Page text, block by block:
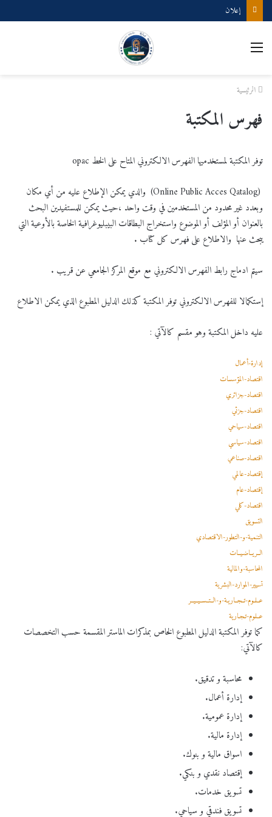
إعلان
القائمة
الرئيسية
فهرس المكتبة
توفر المكتبة لمستخدميها الفهرس الالكتروني المتاح على الخط opac
(Online Public Acces Qatalog) والدي يمكن الإطلاع عليه من أي مكان
وبعدد غير محدود من المستخدمين في وقت واحد ،حيث يمكن للمستفيدين البحث
بالعنوان أو المؤلف أو الموضوع واستخراج البطاقات البيبليوغرافية الخاصة بالأوعية التي
يبحث عنها والاطلاع على فهرس كل كتاب .
سيتم ادماج رابط الفهرس الالكتروني مع موقع المركز الجامعي عن قريب .
إستكمالا للفهرس الالكتروني توفر المكتبة كذلك الدليل المطبوع الذي يمكن الاطلاع
عليه داخل المكتبة وهو مقسم كالآتي :
إدارة-أعمال
اقتصاد-المؤسسات
اقتصاد-جزائري
اقتصاد-جزئي
اقتصاد-سياحي
اقتصاد-سياسي
اقتصاد-صناعي
إقتصاد-عالمي
إقتصاد-عام
اقتصاد-كلي
التسويق
التنمية-و-التطور-الاقتصادي
الــريــاضـيــات
المحاسبة-والمالية
تسيير-الموارد-البشرية
عــلــوم-تــجــاريـة-و-الــتــســيــيــر
عــلـوم-تـجـارية
كما توفر المكتبة الدليل المطبوع الخاص بمذكرات الماستر المقسمة حسب التخصصات
كالآتي:
محاسبة و تدقيق.
إدارة أعمال.
إدارة عمومية.
إدارة مالية.
اسواق مالية و بنوك.
إقتصاد نقدي و بنكي.
تسويق خدمات.
تسويق فندقي و سياحي.